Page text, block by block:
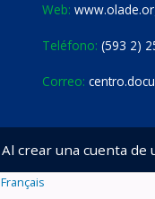
Web:
Teléfono: (593 2)
Correo:
Al crear una cuenta
Français